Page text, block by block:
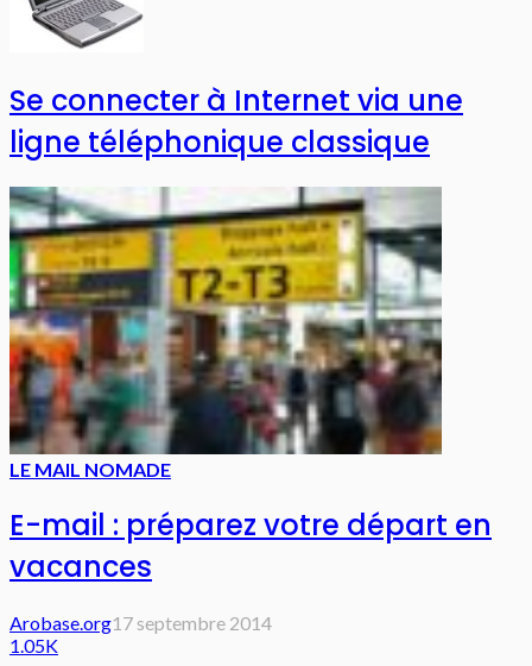
Se connecter à Internet via une
ligne téléphonique classique
LE MAIL NOMADE
E-mail : préparez votre départ en
vacances
Arobase.org17 septembre 2014
1.05K